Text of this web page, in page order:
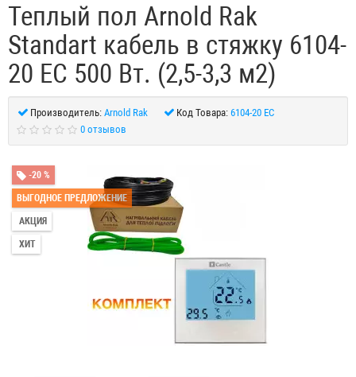
Теплый пол Arnold Rak
Standart кабель в стяжку 6104-
20 EC 500 Вт. (2,5-3,3 м2)
Производитель: Arnold Rak Код Товара: 6104-20 EC
0 отзывов
-20 %
ВЫГОДНОЕ ПРЕДЛОЖЕНИЕ
АКЦИЯ
ХИТ